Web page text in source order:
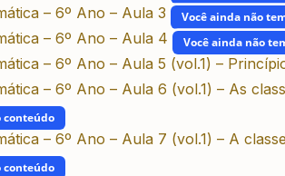
– 6º Ano – Aula 3 Você ainda não
– 6º Ano – Aula 4 Você ainda não
– 6º Ano – Aula 5 (vol.1) –
– 6º Ano – Aula 6 (vol.1) – As
conteúdo
– 6º Ano – Aula 7 (vol.1) – A
conteúdo